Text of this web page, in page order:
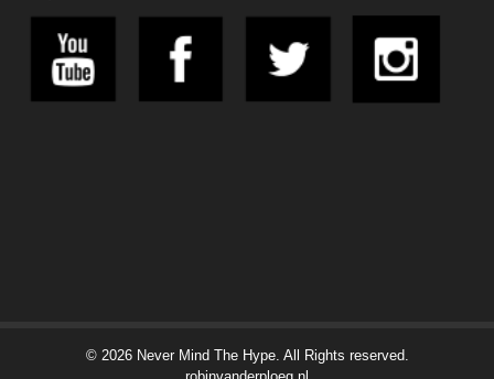
© 2026 Never Mind The Hype. All Rights reserved.